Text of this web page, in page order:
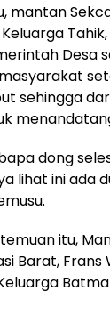
mantan
Desa
masyarakat
sehingga
dong
lihat ini ada
itu,
Barat, Frans